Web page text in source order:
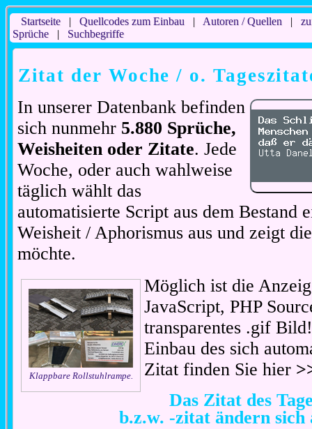
Startseite| Quellcodes zum Einbau | Autoren / Quellen |
Sprüche| Suchbegriffe
Zitat der Woche / o.
In unserer Datenbank befinden
sich nunmehr 5.880 Sprüche,
Weisheiten oder Zitate. Jede
Woche, oder auch wahlweise
täglich wählt das
automatisierte Script aus dem Bestand
Weisheit / Aphorismus aus und zeigt
möchte.
Klappbare Rollstuhlrampe.
Möglich ist die
JavaScript, PHP
transparentes .gif
Einbau des sich
Zitat finden Sie hier
Das Zitat des
b.z.w. -zitat ändern sich